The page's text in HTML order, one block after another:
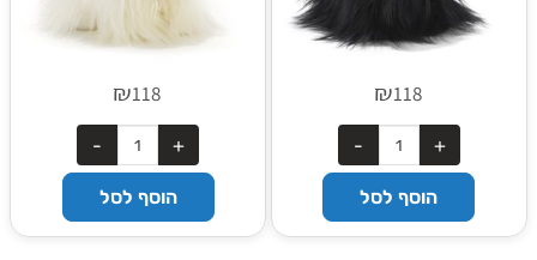
₪118
הוסף לסל
₪118
הוסף לסל